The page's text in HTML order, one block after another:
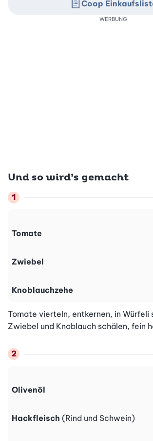
Und so wird’s gemacht
Tomate
Zwiebel
Knoblauchzehe
Tomate vierteln, entkernen, in Würfeli
Zwiebel und Knoblauch schälen, fein
Olivenöl
Hackfleisch (Rind und Schwein)
Coop
WERBUNG